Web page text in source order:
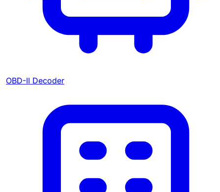
OBD-II Decoder